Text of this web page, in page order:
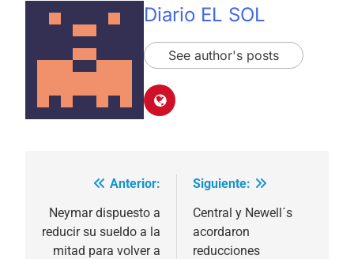
Diario EL SOL
See author's posts
Navegación
de
entradas
Anterior:
Neymar dispuesto a
reducir su sueldo a la
mitad para volver a
Siguiente:
Central y Newell´s
acordaron
reducciones